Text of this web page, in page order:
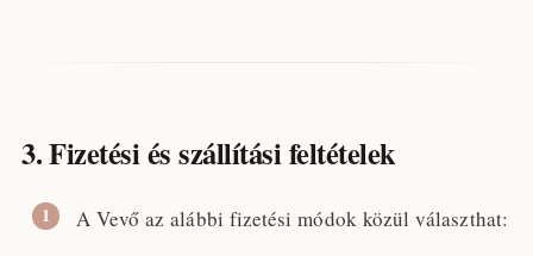
3. Fizetési és szállítási feltételek
A Vevő az alábbi fizetési módok közül választhat: